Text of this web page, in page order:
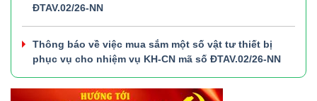
ĐTAV.02/26-NN
Thông báo về việc mua sắm một số vật tư thiết bị
phục vụ cho nhiệm vụ KH-CN mã số ĐTAV.02/26-NN